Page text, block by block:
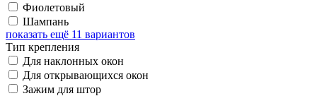
Фиолетовый
Шампань
показать ещё 11 вариантов
Тип крепления
Для наклонных окон
Для открывающихся окон
Зажим для штор